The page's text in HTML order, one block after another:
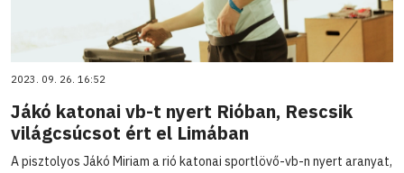
2023. 09. 26. 16:52
Jákó katonai vb-t nyert Rióban, Rescsik
világcsúcsot ért el Limában
A pisztolyos Jákó Miriam a rió katonai sportlövő-vb-n nyert aranyat,